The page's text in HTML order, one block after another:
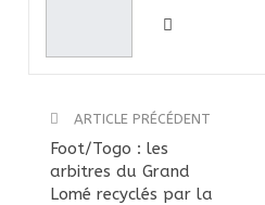
ARTICLE PRÉCÉDENT
Foot/Togo : les
arbitres du Grand
Lomé recyclés par la